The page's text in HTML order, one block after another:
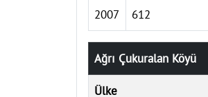
2007 612
Ağrı Çukuralan Köyü
Ülke